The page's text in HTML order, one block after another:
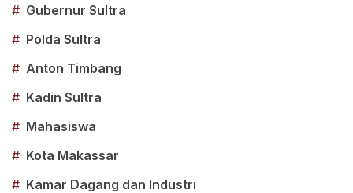
# Gubernur Sultra
# Polda Sultra
# Anton Timbang
# Kadin Sultra
# Mahasiswa
# Kota Makassar
# Kamar Dagang dan Industri